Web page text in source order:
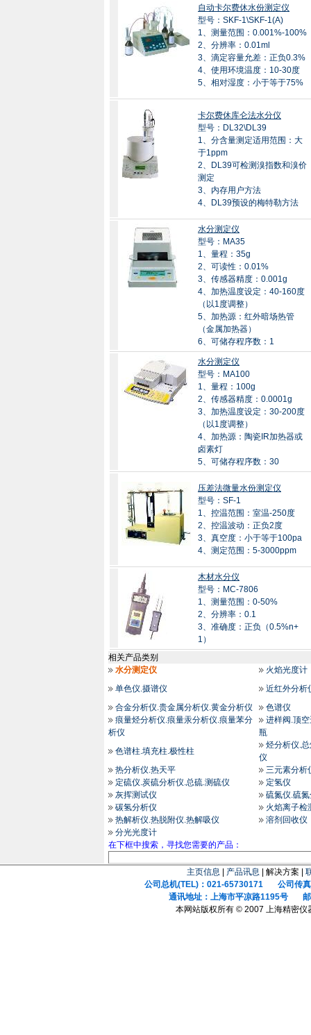
自动卡尔费休水份测定仪
型号：SKF-1\SKF-1(A)
1、测量范围：0.001%-100%
2、分辨率：0.01ml
3、滴定容量允差：正负0.3%
4、使用环境温度：10-30度
5、相对湿度：小于等于75%
卡尔费休库仑法水分仪
型号：DL32\DL39
1、分含量测定适用范围：大
于1ppm
2、DL39可检测溴指数和溴价
测定
3、内存用户方法
4、DL39预设的梅特勒方法
水分测定仪
型号：MA35
1、量程：35g
2、可读性：0.01%
3、传感器精度：0.001g
4、加热温度设定：40-160度
（以1度调整）
5、加热源：红外暗场热管
（金属加热器）
6、可储存程序数：1
水分测定仪
型号：MA100
1、量程：100g
2、传感器精度：0.0001g
3、加热温度设定：30-200度
（以1度调整）
4、加热源：陶瓷IR加热器或
卤素灯
5、可储存程序数：30
压差法微量水份测定仪
型号：SF-1
1、控温范围：室温-250度
2、控温波动：正负2度
3、真空度：小于等于100pa
4、测定范围：5-3000ppm
木材水分仪
型号：MC-7806
1、测量范围：0-50%
2、分辨率：0.1
3、准确度：正负（0.5%n+
1）
相关产品类别
水分测定仪
火焰光度计
单色仪.摄谱仪
近红外分析
合金分析仪.贵金属分析仪.黄金分析仪
色谱仪
痕量烃分析仪.痕量汞分析仪.痕量苯分
析仪
进样阀.顶
瓶
色谱柱.填充柱.极性柱
烃分析仪.
仪
热分析仪.热天平
三元素分析
定硫仪.炭硫分析仪.总硫.测硫仪
定氢仪
灰挥测试仪
硫氮仪.硫
碳氢分析仪
火焰离子检
热解析仪.热脱附仪.热解吸仪
溶剂回收仪
分光光度计
在下框中搜索，寻找您需要的产品：
主页信息 产品讯息 | 解决方案 |
公司总机(TEL)：021-65730171 公司传真
通讯地址：上海市平凉路1195号 邮
本网站版权所有 © 2007 上海精密仪